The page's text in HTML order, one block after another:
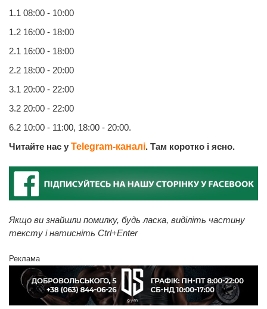
1.1 08:00 - 10:00
1.2 16:00 - 18:00
2.1 16:00 - 18:00
2.2 18:00 - 20:00
3.1 20:00 - 22:00
3.2 20:00 - 22:00
6.2 10:00 - 11:00, 18:00 - 20:00.
Читайте нас у Telegram-каналі. Там коротко і ясно.
Якщо ви знайшли помилку, будь ласка, виділіть частину
тексту і натисніть Ctrl+Enter
Реклама